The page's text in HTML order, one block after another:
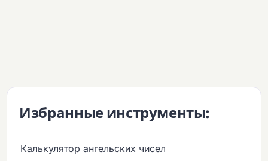
Избранные инструменты:
Калькулятор ангельских чисел